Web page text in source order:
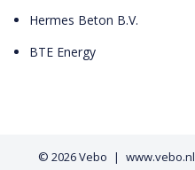
Hermes Beton B.V.
BTE Energy
© 2026Vebo www.vebo.nl